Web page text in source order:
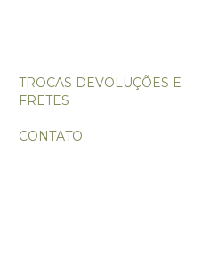
TROCAS DEVOLUÇÕES E
FRETES
CONTATO